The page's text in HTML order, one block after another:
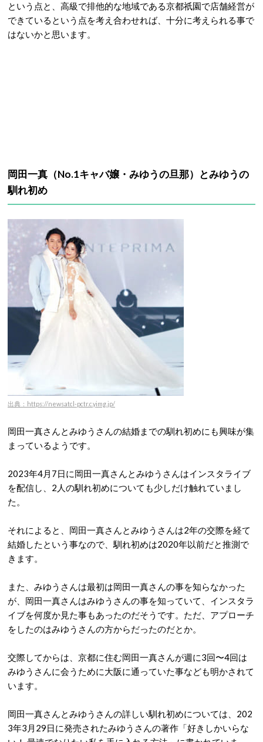
という点と、高級で排他的な地域である京都祇園で店舗経営が
できているという点を考え合わせれば、十分に考えられる事で
はないかと思います。
岡田一真（No.1キャバ嬢・みゆうの旦那）とみゆうの
馴れ初め
出典：https://newsatcl-pctr.c.yimg.jp/
岡田一真さんとみゆうさんの結婚までの馴れ初めにも興味が集
まっているようです。
2023年4月7日に岡田一真さんとみゆうさんはインスタライブ
を配信し、2人の馴れ初めについても少しだけ触れていまし
た。
それによると、岡田一真さんとみゆうさんは2年の交際を経て
結婚したという事なので、馴れ初めは2020年以前だと推測で
きます。
また、みゆうさんは最初は岡田一真さんの事を知らなかった
が、岡田一真さんはみゆうさんの事を知っていて、インスタラ
イブを何度か見た事もあったのだそうです。ただ、アプローチ
をしたのはみゆうさんの方からだったのだとか。
交際してからは、京都に住む岡田一真さんが週に3回〜4回は
みゆうさんに会うために大阪に通っていた事なども明かされて
います。
岡田一真さんとみゆうさんの詳しい馴れ初めについては、202
3年3月29日に発売されたみゆうさんの著作「好きしかいらな